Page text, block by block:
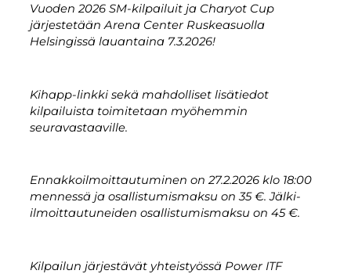
Vuoden 2026 SM-kilpailuit ja Charyot Cup
järjestetään Arena Center Ruskeasuolla
Helsingissä lauantaina 7.3.2026!
Kihapp-linkki sekä mahdolliset lisätiedot
kilpailuista toimitetaan myöhemmin
seuravastaaville.
Ennakkoilmoittautuminen on 27.2.2026 klo 18:00
mennessä ja osallistumismaksu on 35 €. Jälki-
ilmoittautuneiden osallistumismaksu on 45 €.
Kilpailun järjestävät yhteistyössä Power ITF